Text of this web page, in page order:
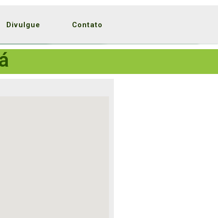
Divulgue Contato